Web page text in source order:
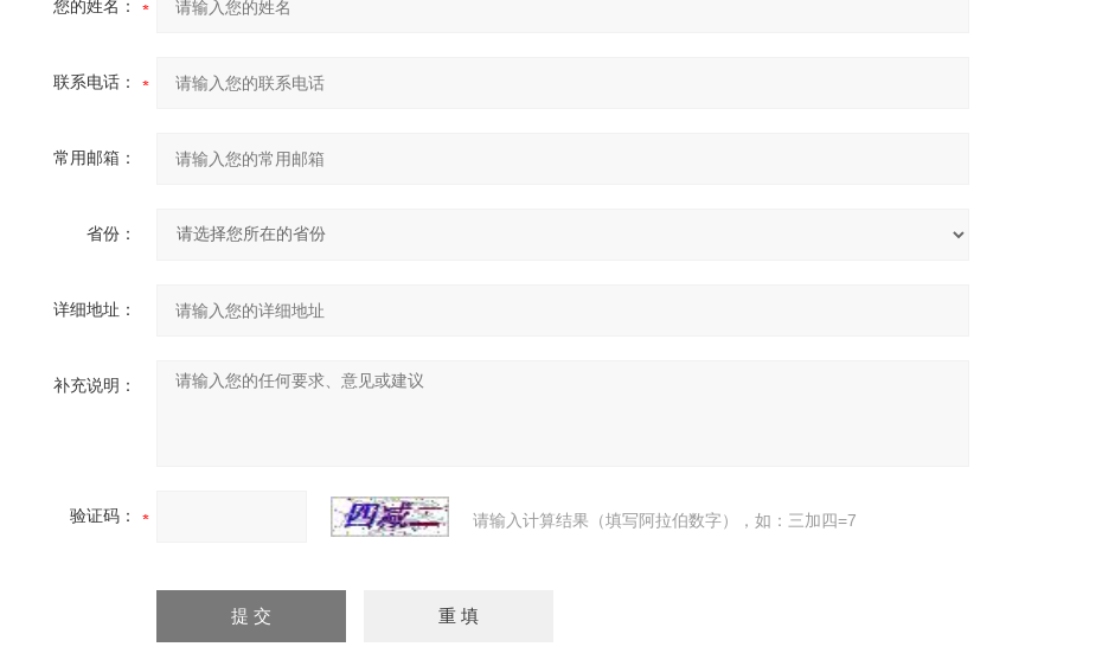
您的姓名：
联系电话：
常用邮箱：
省份：
详细地址：
补充说明：
验证码： 请输入计算结果（填写阿拉伯数字），如：三加四=7